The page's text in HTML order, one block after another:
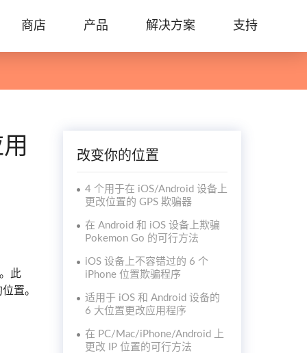
商店 产品 解决方案 支持
此
置。
改变你的位置
4 个用于在 iOS/Android 设备上
更改位置的 GPS 欺骗器
在 Android 和 iOS 设备上欺骗
Pokemon Go 的可行方法
iOS 设备上不容错过的 6 个
iPhone 位置欺骗程序
适用于 iOS 和 Android 设备的
6 大位置更改应用程序
在 PC/Mac/iPhone/Android 上
更改 IP 位置的可行方法